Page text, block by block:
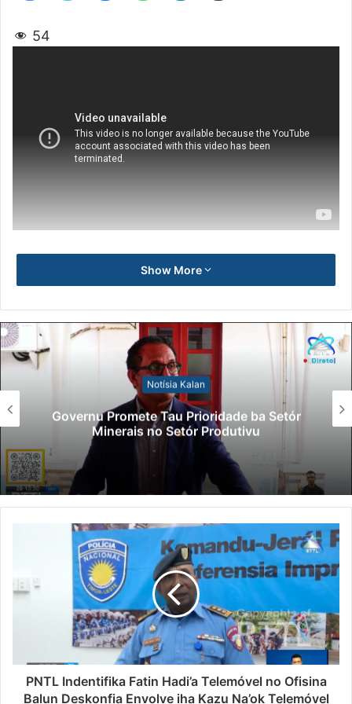
54
Show More
Notísia Kalan
Governu Promete Tau Prioridade ba Setór
Minerais no Setór Produtivu
PNTL Indentifika Fatin Hadi’a Telemóvel no Ofisina
Balun Deskonfia Envolve iha Kazu Na’ok Telemóvel